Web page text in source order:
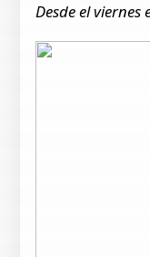
Desde el viernes